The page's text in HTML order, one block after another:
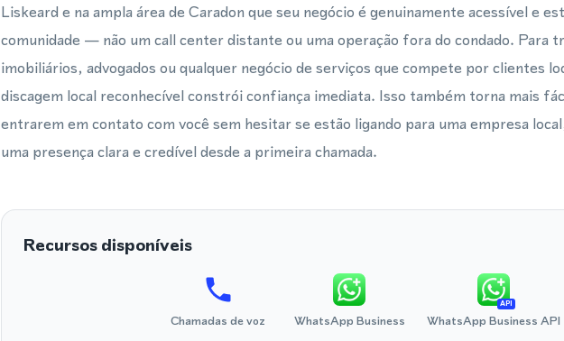
Liskeard e na ampla área de Caradon que seu negócio é genuinamente acessível e
comunidade — não um call center distante ou uma operação fora do condado. Para
imobiliários, advogados ou qualquer negócio de serviços que compete por clientes
discagem local reconhecível constrói confiança imediata. Isso também torna mais
entrarem em contato com você sem hesitar se estão ligando para uma empresa
uma presença clara e credível desde a primeira chamada.
Recursos disponíveis
Chamadas de voz WhatsApp Business
API
WhatsApp Business API